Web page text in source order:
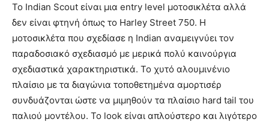
Το Indian Scout είναι μια entry level μοτοσικλέτα αλλά
δεν είναι φτηνή όπως το Harley Street 750. Η
μοτοσικλέτα που σχεδίασε η Indian αναμειγνύει τον
παραδοσιακό σχεδιασμό με μερικά πολύ καινούργια
σχεδιαστικά χαρακτηριστικά. Το χυτό αλουμινένιο
πλαίσιο με τα διαγώνια τοποθετημένα αμορτισέρ
συνδυάζονται ώστε να μιμηθούν τα πλαίσιο hard tail του
παλιού μοντέλου. Το look είναι απλούστερο και λιγότερο